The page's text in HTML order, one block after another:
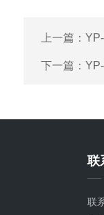
上一篇：
下一篇：
联
联